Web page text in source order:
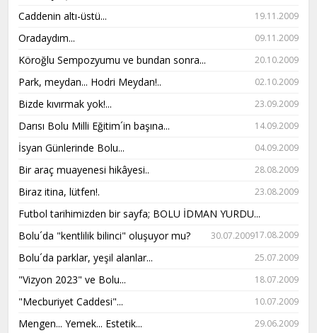
Caddenin altı-üstü...
19.11.2009
Oradaydım... 09.11.2009
Köroğlu Sempozyumu ve bundan sonra... 20.10.2009
Park, meydan... Hodri Meydan!.. 02.10.2009
Bizde kıvırmak yok!... 23.09.2009
Darısı Bolu Milli Eğitim´in başına... 14.09.2009
İsyan Günlerinde Bolu... 04.09.2009
Bir araç muayenesi hikâyesi.. 28.08.2009
Biraz itina, lütfen!. 23.08.2009
Futbol tarihimizden bir sayfa; BOLU İDMAN YURDU...
17.08.2009
Bolu´da "kentlilik bilinci" oluşuyor mu? 30.07.2009
Bolu´da parklar, yeşil alanlar... 25.07.2009
"Vizyon 2023" ve Bolu... 18.07.2009
"Mecburiyet Caddesi"... 10.07.2009
Mengen... Yemek... Estetik... 29.06.2009